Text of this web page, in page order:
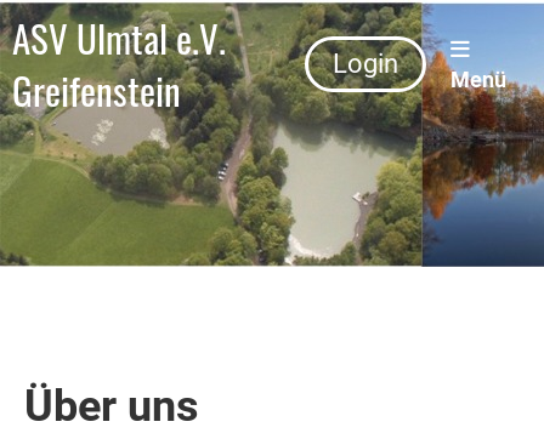
ASV Ulmtal e.V.
Greifenstein
Login
Menü
Über uns